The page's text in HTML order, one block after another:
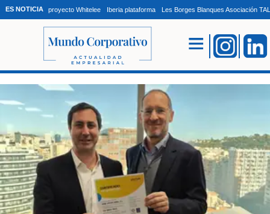
ES NOTICIA proyecto Whitelee Iberia plataforma Les Borges Blanques Asociación